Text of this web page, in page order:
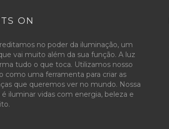
ON
no poder da iluminação, um
vai muito além da sua função. A luz
tudo o que toca. Utilizamos nosso
como uma ferramenta para criar as
que queremos ver no mundo. Nossa
é iluminar vidas com energia, beleza e